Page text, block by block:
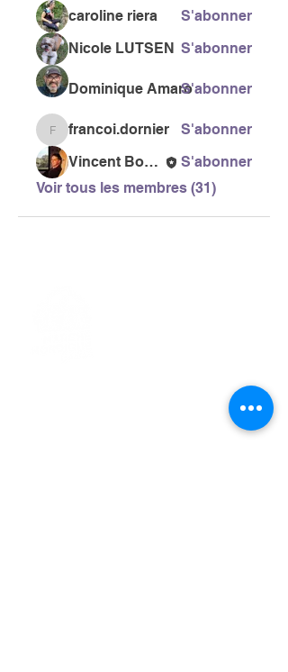
caroline riera
S'abonner
Nicole LUTSEN S'abonner
Dominique AmaroS'abonner
francoi.dornier
francoi.dornier
S'abonner
Vincent Bonneau
S'abonner
Voir tous les membres (31)